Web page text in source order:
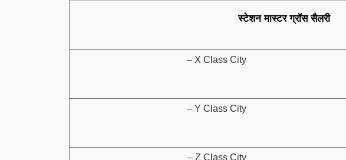
स्टेशन मास्टर ग्रॉस सैलरी
– X Class City
– Y Class City
– Z Class City